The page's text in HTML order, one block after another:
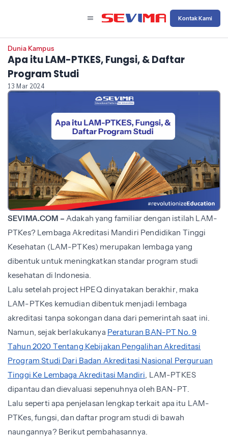
Kontak Kami
Dunia Kampus
Apa itu LAM-PTKES, Fungsi, & Daftar
Program Studi
13 Mar 2024
SEVIMA.COM – Adakah yang familiar dengan istilah LAM-
PTKes? Lembaga Akreditasi Mandiri Pendidikan Tinggi
Kesehatan (LAM-PTKes) merupakan lembaga yang
dibentuk untuk meningkatkan standar program studi
kesehatan di Indonesia.
Lalu setelah project HPEQ dinyatakan berakhir, maka
LAM-PTKes kemudian dibentuk menjadi lembaga
akreditasi tanpa sokongan dana dari pemerintah saat ini.
Namun, sejak berlakukanya Peraturan BAN-PT No. 9
Tahun 2020 Tentang Kebijakan Pengalihan Akreditasi
Program Studi Dari Badan Akreditasi Nasional Perguruan
Tinggi Ke Lembaga Akreditasi Mandiri , LAM-PTKES
dipantau dan dievaluasi sepenuhnya oleh BAN-PT.
Lalu seperti apa penjelasan lengkap terkait apa itu LAM-
PTKes, fungsi, dan daftar program studi di bawah
naungannya? Berikut pembahasannya.